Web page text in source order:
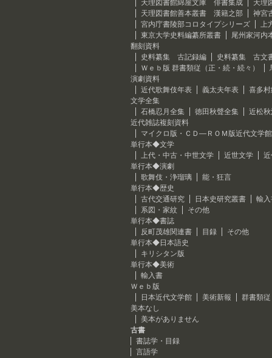
天理図書館綿屋文庫 俳書集成
天理
天理図書館善本叢書 漢籍之部
神宮
宮内庁書陵部コロタイプシリーズ
上
東京大学史料編纂所叢書
尾州家河内
翻刻資料
史料纂集 古記録編
史料纂集 古文
Ｗｅｂ版 群書類従（正・続・続々）
演劇資料
近代歌舞伎年表
義太夫年表
喜多
文学全集
石橋忍月全集
徳田秋聲全集
近松
近代雑誌複刻資料
マイクロ版・ＣＤ―ＲＯＭ版近代文学館
単行本◆文学
上代・中古・中世文学
近世文学
単行本◆演劇
歌舞伎・浄瑠璃
能・狂言
単行本◆歴史
古代交通研究
日本史研究叢書
輸
系図・家紋
その他
単行本◆書誌
反町茂雄関連書
目録
その他
単行本◆日本語史
キリシタン版
単行本◆美術
輸入書
Ｗｅｂ版
日本近代文学館
美術新報
群書類
美本なし
美本がありません
古書
書誌学・目録
言語学